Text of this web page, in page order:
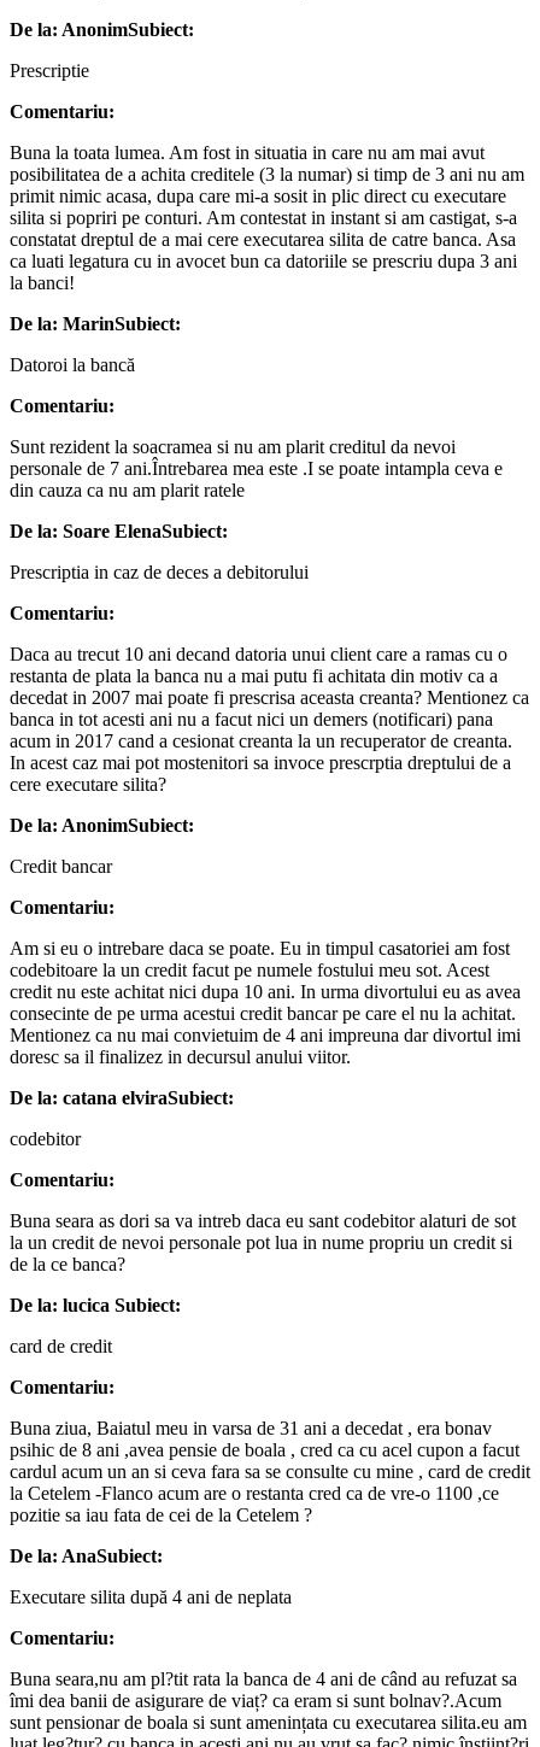
De la: AnonimSubiect:
Prescriptie
Comentariu:
Buna la toata lumea. Am fost in situatia in care nu am mai avut
posibilitatea de a achita creditele (3 la numar) si timp de 3 ani nu am
primit nimic acasa, dupa care mi-a sosit in plic direct cu executare
silita si popriri pe conturi. Am contestat in instant si am castigat, s-a
constatat dreptul de a mai cere executarea silita de catre banca. Asa
ca luati legatura cu in avocet bun ca datoriile se prescriu dupa 3 ani
la banci!
De la: MarinSubiect:
Datoroi la bancă
Comentariu:
Sunt rezident la soacramea si nu am plarit creditul da nevoi
personale de 7 ani.Întrebarea mea este .I se poate intampla ceva e
din cauza ca nu am plarit ratele
De la: Soare ElenaSubiect:
Prescriptia in caz de deces a debitorului
Comentariu:
Daca au trecut 10 ani decand datoria unui client care a ramas cu o
restanta de plata la banca nu a mai putu fi achitata din motiv ca a
decedat in 2007 mai poate fi prescrisa aceasta creanta? Mentionez ca
banca in tot acesti ani nu a facut nici un demers (notificari) pana
acum in 2017 cand a cesionat creanta la un recuperator de creanta.
In acest caz mai pot mostenitori sa invoce prescrptia dreptului de a
cere executare silita?
De la: AnonimSubiect:
Credit bancar
Comentariu:
Am si eu o intrebare daca se poate. Eu in timpul casatoriei am fost
codebitoare la un credit facut pe numele fostului meu sot. Acest
credit nu este achitat nici dupa 10 ani. In urma divortului eu as avea
consecinte de pe urma acestui credit bancar pe care el nu la achitat.
Mentionez ca nu mai convietuim de 4 ani impreuna dar divortul imi
doresc sa il finalizez in decursul anului viitor.
De la: catana elviraSubiect:
codebitor
Comentariu:
Buna seara as dori sa va intreb daca eu sant codebitor alaturi de sot
la un credit de nevoi personale pot lua in nume propriu un credit si
de la ce banca?
De la: lucica Subiect:
card de credit
Comentariu:
Buna ziua, Baiatul meu in varsa de 31 ani a decedat , era bonav
psihic de 8 ani ,avea pensie de boala , cred ca cu acel cupon a facut
cardul acum un an si ceva fara sa se consulte cu mine , card de credit
la Cetelem -Flanco acum are o restanta cred ca de vre-o 1100 ,ce
pozitie sa iau fata de cei de la Cetelem ?
De la: AnaSubiect:
Executare silita după 4 ani de neplata
Comentariu:
Buna seara,nu am pl?tit rata la banca de 4 ani de când au refuzat sa
îmi dea banii de asigurare de viaț? ca eram si sunt bolnav?.Acum
sunt pensionar de boala si sunt amenințata cu executarea silita.eu am